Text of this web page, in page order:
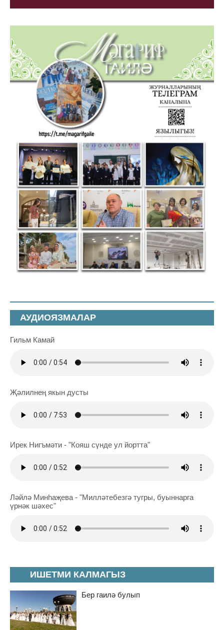
ИШЕТМИ КАЛМАГЫЗ
Бер гаилә булып
АУДИОЯЗМАЛАР
Гильм Камай
Җәлилнең якын дусты
Ирек Нигъмәти - "Кояш сүнде ул йортта"
Ләйлә Минһаҗева - "Милләтебезгә тугры, буыннарга
үрнәк шәхес"